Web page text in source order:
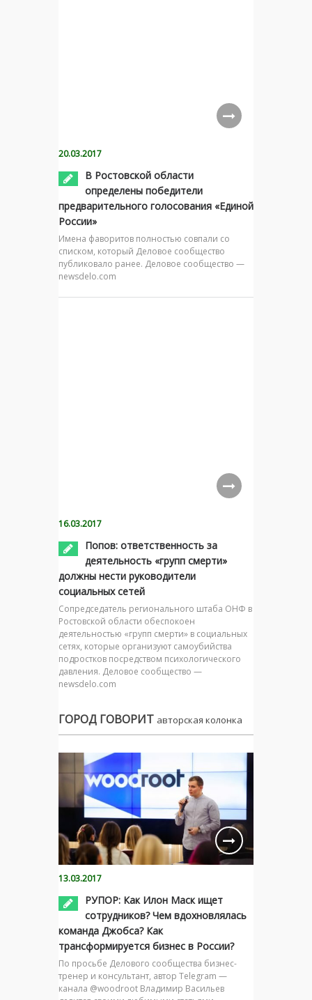
20.03.2017
В Ростовской области
определены победители
предварительного голосования «Единой
России»
Имена фаворитов полностью совпали со
списком, который Деловое сообщество
публиковало ранее. Деловое сообщество —
newsdelo.com
16.03.2017
Попов: ответственность за
деятельность «групп смерти»
должны нести руководители
социальных сетей
Сопредседатель регионального штаба ОНФ в
Ростовской области обеспокоен
деятельностью «групп смерти» в социальных
сетях, которые организуют самоубийства
подростков посредством психологического
давления. Деловое сообщество —
newsdelo.com
ГОРОД ГОВОРИТ авторская колонка
13.03.2017
РУПОР: Как Илон Маск ищет
сотрудников? Чем вдохновлялась
команда Джобса? Как
трансформируется бизнес в России?
По просьбе Делового сообщества бизнес-
тренер и консультант, автор Telegram —
канала @woodroot Владимир Васильев